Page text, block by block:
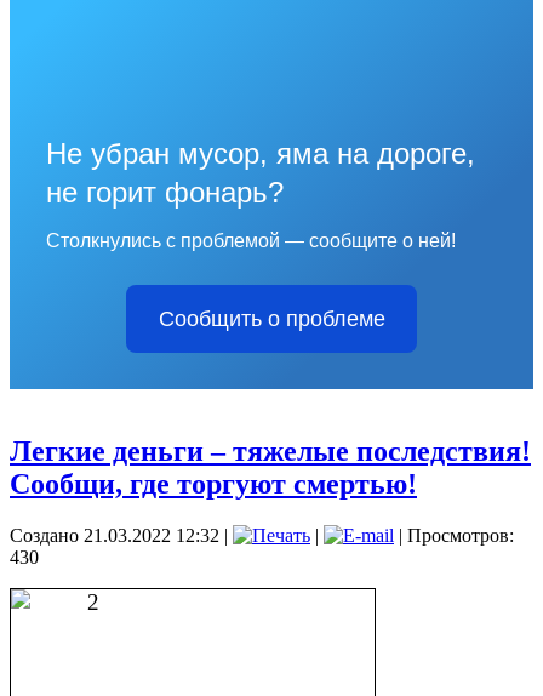
Не убран мусор, яма на дороге,
не горит фонарь?
Столкнулись с проблемой — сообщите о ней!
Сообщить о проблеме
Легкие деньги – тяжелые последствия!
Сообщи, где торгуют смертью!
Создано 21.03.2022 12:32 | |
| Просмотров:
430